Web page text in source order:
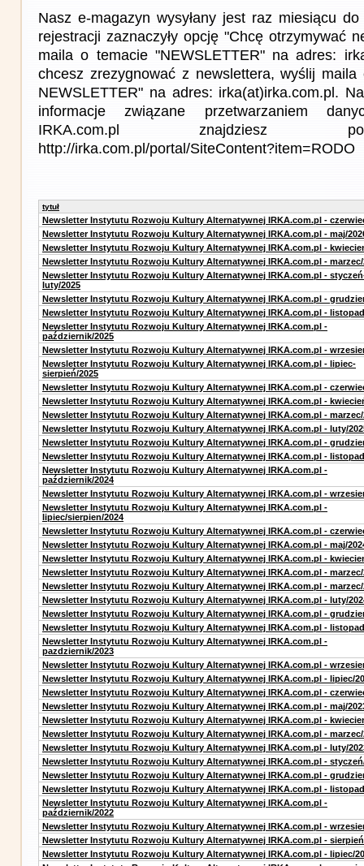
Nasz e-magazyn wysyłany jest raz miesiącu
rejestracji zaznaczyły opcję "Chcę otrzymywać
maila o temacie "NEWSLETTER" na adres:
chcesz zrezygnować z newslettera, wyślij
NEWSLETTER" na adres: irka(at)irka.com.pl.
informacje związane przetwarzaniem
IRKA.com.pl znajdziesz
http://irka.com.pl/portal/SiteContent?item=RODO
tytuł
Newsletter Instytutu Rozwoju Kultury Alternatywnej IRKA.com.pl -
Newsletter Instytutu Rozwoju Kultury Alternatywnej IRKA.com.pl - maj/
Newsletter Instytutu Rozwoju Kultury Alternatywnej IRKA.com.pl -
Newsletter Instytutu Rozwoju Kultury Alternatywnej IRKA.com.pl - marzec/
Newsletter Instytutu Rozwoju Kultury Alternatywnej IRKA.com.pl -
luty/2025
Newsletter Instytutu Rozwoju Kultury Alternatywnej IRKA.com.pl -
Newsletter Instytutu Rozwoju Kultury Alternatywnej IRKA.com.pl -
Newsletter Instytutu Rozwoju Kultury Alternatywnej IRKA.com.pl -
październik/2025
Newsletter Instytutu Rozwoju Kultury Alternatywnej IRKA.com.pl -
Newsletter Instytutu Rozwoju Kultury Alternatywnej IRKA.com.pl - lipiec-
sierpień/2025
Newsletter Instytutu Rozwoju Kultury Alternatywnej IRKA.com.pl -
Newsletter Instytutu Rozwoju Kultury Alternatywnej IRKA.com.pl -
Newsletter Instytutu Rozwoju Kultury Alternatywnej IRKA.com.pl - marzec/
Newsletter Instytutu Rozwoju Kultury Alternatywnej IRKA.com.pl - luty/
Newsletter Instytutu Rozwoju Kultury Alternatywnej IRKA.com.pl -
Newsletter Instytutu Rozwoju Kultury Alternatywnej IRKA.com.pl -
Newsletter Instytutu Rozwoju Kultury Alternatywnej IRKA.com.pl -
październik/2024
Newsletter Instytutu Rozwoju Kultury Alternatywnej IRKA.com.pl -
Newsletter Instytutu Rozwoju Kultury Alternatywnej IRKA.com.pl -
lipiec/sierpien/2024
Newsletter Instytutu Rozwoju Kultury Alternatywnej IRKA.com.pl -
Newsletter Instytutu Rozwoju Kultury Alternatywnej IRKA.com.pl - maj/
Newsletter Instytutu Rozwoju Kultury Alternatywnej IRKA.com.pl -
Newsletter Instytutu Rozwoju Kultury Alternatywnej IRKA.com.pl - marzec/
Newsletter Instytutu Rozwoju Kultury Alternatywnej IRKA.com.pl - marzec/
Newsletter Instytutu Rozwoju Kultury Alternatywnej IRKA.com.pl - luty/
Newsletter Instytutu Rozwoju Kultury Alternatywnej IRKA.com.pl -
Newsletter Instytutu Rozwoju Kultury Alternatywnej IRKA.com.pl -
Newsletter Instytutu Rozwoju Kultury Alternatywnej IRKA.com.pl -
pazdziernik/2023
Newsletter Instytutu Rozwoju Kultury Alternatywnej IRKA.com.pl -
Newsletter Instytutu Rozwoju Kultury Alternatywnej IRKA.com.pl - lipiec/
Newsletter Instytutu Rozwoju Kultury Alternatywnej IRKA.com.pl -
Newsletter Instytutu Rozwoju Kultury Alternatywnej IRKA.com.pl - maj/
Newsletter Instytutu Rozwoju Kultury Alternatywnej IRKA.com.pl -
Newsletter Instytutu Rozwoju Kultury Alternatywnej IRKA.com.pl - marzec/
Newsletter Instytutu Rozwoju Kultury Alternatywnej IRKA.com.pl - luty/
Newsletter Instytutu Rozwoju Kultury Alternatywnej IRKA.com.pl -
Newsletter Instytutu Rozwoju Kultury Alternatywnej IRKA.com.pl -
Newsletter Instytutu Rozwoju Kultury Alternatywnej IRKA.com.pl -
Newsletter Instytutu Rozwoju Kultury Alternatywnej IRKA.com.pl -
październik/2022
Newsletter Instytutu Rozwoju Kultury Alternatywnej IRKA.com.pl -
Newsletter Instytutu Rozwoju Kultury Alternatywnej IRKA.com.pl -
Newsletter Instytutu Rozwoju Kultury Alternatywnej IRKA.com.pl - lipiec/